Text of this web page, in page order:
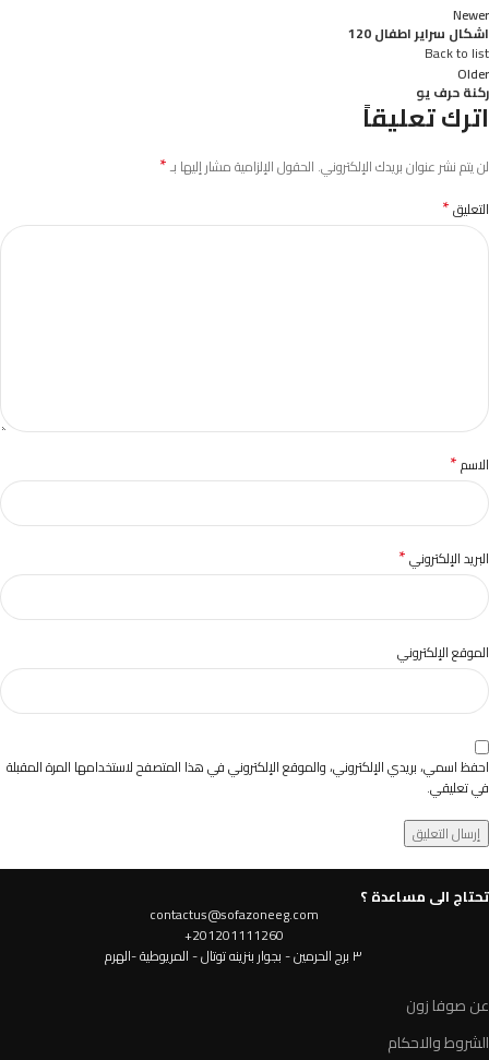
Newer
اشكال سراير اطفال 120
Back to list
Older
ركنة حرف يو
اترك تعليقاً
لن يتم نشر عنوان بريدك الإلكتروني. الحقول الإلزامية مشار إليها بـ*
التعليق*
الاسم*
البريد الإلكتروني*
الموقع الإلكتروني
احفظ اسمي، بريدي الإلكتروني، والموقع الإلكتروني في هذا المتصفح لاستخدامها المرة المقبلة
في تعليقي.
تحتاج الى مساعدة ؟
contactus@sofazoneeg.com
201201111260+
٣ برج الحرمين - بجوار بنزينه توتال - المريوطية -الهرم
عن صوفا زون
الشروط والاحكام